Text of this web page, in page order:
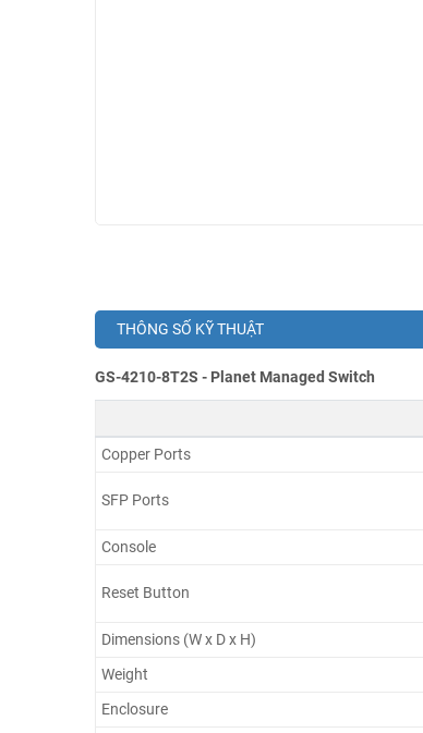
THÔNG SỐ KỸ THUẬT
GS-4210-8T2S - Planet Managed Switch
Copper Ports
SFP Ports
Console
Reset Button
Dimensions (W x D x H)
Weight
Enclosure